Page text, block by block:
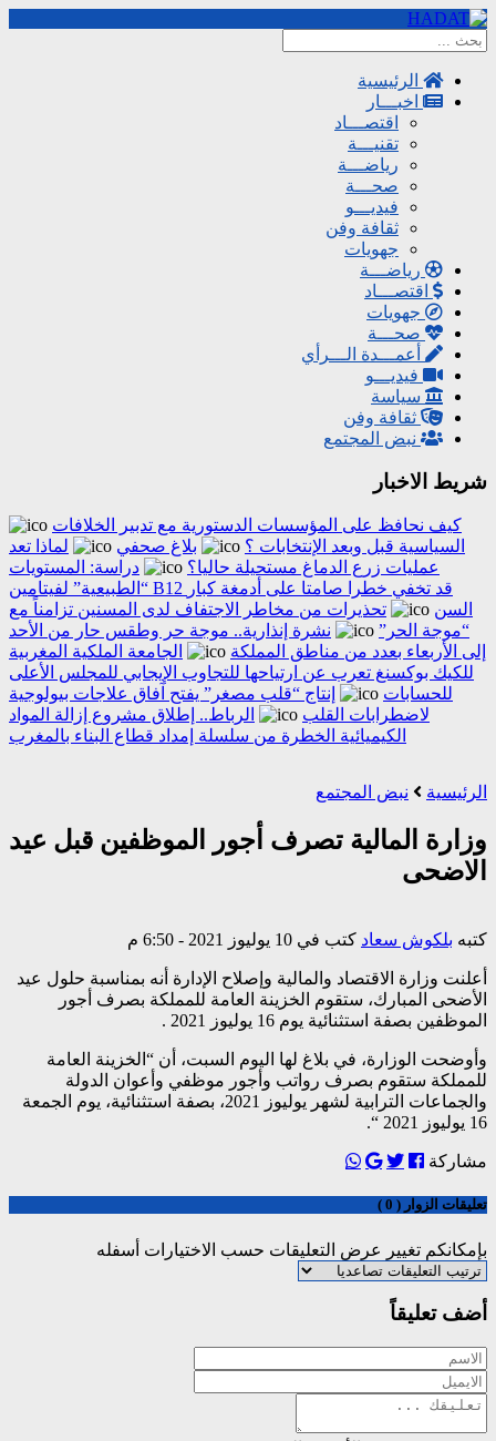
الرئيسية
اخبـــار
اقتصـــاد
تقنيـــة
رياضـــة
صحـــة
فيديـــو
ثقافة وفن
جهويات
رياضـــة
اقتصـــاد
جهويات
صحـــة
أعمـــدة الـــرأي
فيديـــو
سياسة
ثقافة وفن
نبض المجتمع
شريط الاخبار
كيف نحافظ على المؤسسات الدستورية مع تدبير الخلافات
السياسية قبل وبعد الإنتخابات ؟
بلاغ صحفي
لماذا تعد
عمليات زرع الدماغ مستحيلة حاليا؟
دراسة: المستويات
“الطبيعية” لفيتامين B12 قد تخفي خطرا صامتا على أدمغة كبار
السن
تحذيرات من مخاطر الاجتفاف لدى المسنين تزامناً مع
“موجة الحر”
نشرة إنذارية.. موجة حر وطقس حار من الأحد
إلى الأربعاء بعدد من مناطق المملكة
الجامعة الملكية المغربية
للكيك بوكسنغ تعرب عن ارتياحها للتجاوب الإيجابي للمجلس الأعلى
للحسابات
إنتاج “قلب مصغر” يفتح آفاق علاجات بيولوجية
لاضطرابات القلب
الرباط.. إطلاق مشروع إزالة المواد
الكيميائية الخطرة من سلسلة إمداد قطاع البناء بالمغرب
الرئيسية نبض المجتمع
وزارة المالية تصرف أجور الموظفين قبل عيد
الاضحى
كتبه بلكوش سعاد كتب في 10 يوليوز 2021 - 6:50 م
أعلنت وزارة الاقتصاد والمالية وإصلاح الإدارة أنه بمناسبة حلول عيد
الأضحى المبارك، ستقوم الخزينة العامة للمملكة بصرف أجور
الموظفين بصفة استثنائية يوم 16 يوليوز 2021 .
وأوضحت الوزارة، في بلاغ لها اليوم السبت، أن “الخزينة العامة
للمملكة ستقوم بصرف رواتب وأجور موظفي وأعوان الدولة
والجماعات الترابية لشهر يوليوز 2021، بصفة استثنائية، يوم الجمعة
16 يوليوز 2021 “.
مشاركة
تعليقات الزوار ( 0 )
بإمكانكم تغيير عرض التعليقات حسب الاختيارات أسفله
أضف تعليقاً